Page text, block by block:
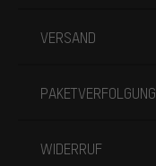
VERSAND
PAKETVERFOLGUNG
WIDERRUF